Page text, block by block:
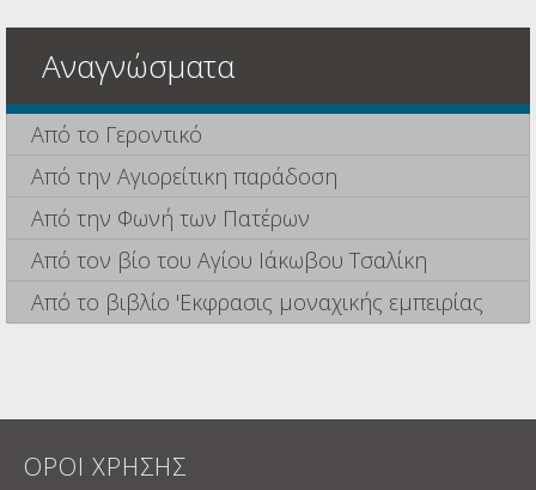
Αναγνώσματα
Από το Γεροντικό
Από την Αγιορείτικη παράδοση
Από την Φωνή των Πατέρων
Από τον βίο του Αγίου Ιάκωβου Τσαλίκη
Από το βιβλίο 'Εκφρασις μοναχικής εμπειρίας
ΟΡΟΙ ΧΡΗΣΗΣ